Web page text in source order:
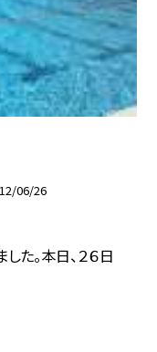
06/26
た。本日、２６日